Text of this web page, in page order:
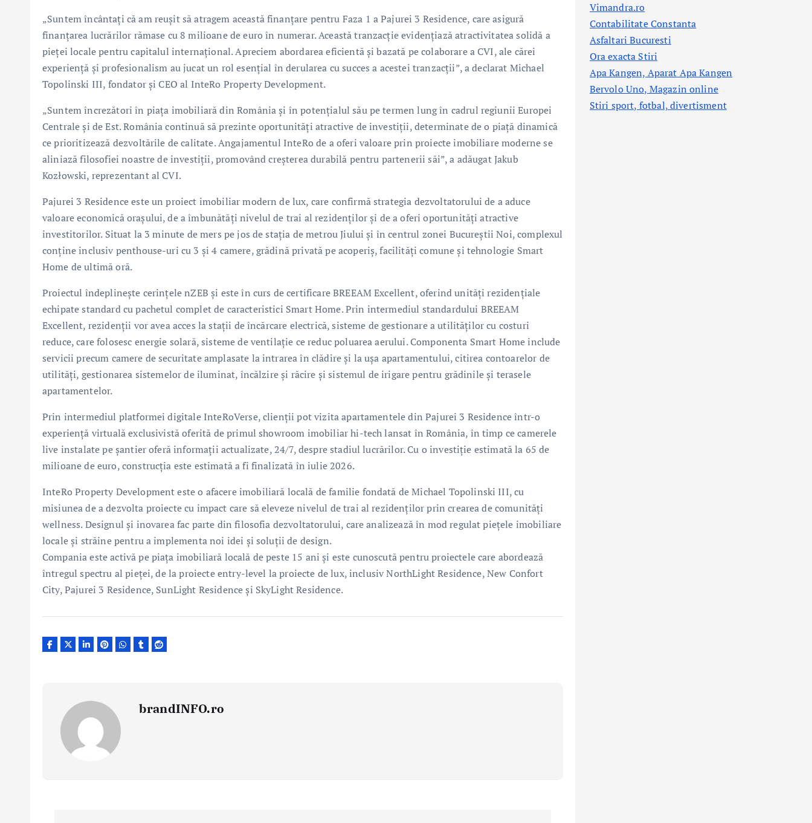
„Suntem încântați că am reușit să atragem această finanțare pentru Faza 1 a Pajurei 3 Residence, care asigură
finanțarea lucrărilor rămase cu 8 milioane de euro în numerar. Această tranzacție evidențiază atractivitatea solidă a
pieței locale pentru capitalul internațional. Apreciem abordarea eficientă și bazată pe colaborare a CVI, ale cărei
experiență și profesionalism au jucat un rol esențial în derularea cu succes a acestei tranzacții”, a declarat Michael
Topolinski III, fondator și CEO al InteRo Property Development.
„Suntem încrezători în piața imobiliară din România și în potențialul său pe termen lung în cadrul regiunii Europei
Centrale și de Est. România continuă să prezinte oportunități atractive de investiții, determinate de o piață dinamică
ce prioritizează dezvoltările de calitate. Angajamentul InteRo de a oferi valoare prin proiecte imobiliare moderne se
aliniază filosofiei noastre de investiții, promovând creșterea durabilă pentru partenerii săi”, a adăugat Jakub
Kozłowski, reprezentant al CVI.
Pajurei 3 Residence este un proiect imobiliar modern de lux, care confirmă strategia dezvoltatorului de a aduce
valoare economică orașului, de a îmbunătăți nivelul de trai al rezidenților și de a oferi oportunități atractive
investitorilor. Situat la 3 minute de mers pe jos de stația de metrou Jiului și în centrul zonei Bucureștii Noi, complexul
conține inclusiv penthouse-uri cu 3 și 4 camere, grădină privată pe acoperiș, facilități comune și tehnologie Smart
Home de ultimă oră.
Proiectul îndeplinește cerințele nZEB și este în curs de certificare BREEAM Excellent, oferind unități rezidențiale
echipate standard cu pachetul complet de caracteristici Smart Home. Prin intermediul standardului BREEAM
Excellent, rezidenții vor avea acces la stații de încărcare electrică, sisteme de gestionare a utilităților cu costuri
reduce, care folosesc energie solară, sisteme de ventilație ce reduc poluarea aerului. Componenta Smart Home include
servicii precum camere de securitate amplasate la intrarea în clădire și la ușa apartamentului, citirea contoarelor de
utilități, gestionarea sistemelor de iluminat, încălzire și răcire și sistemul de irigare pentru grădinile și terasele
apartamentelor.
Prin intermediul platformei digitale InteRoVerse, clienții pot vizita apartamentele din Pajurei 3 Residence într-o
experiență virtuală exclusivistă oferită de primul showroom imobiliar hi-tech lansat în România, în timp ce camerele
live instalate pe șantier oferă informații actualizate, 24/7, despre stadiul lucrărilor. Cu o investiție estimată la 65 de
milioane de euro, construcția este estimată a fi finalizată în iulie 2026.
InteRo Property Development este o afacere imobiliară locală de familie fondată de Michael Topolinski III, cu
misiunea de a dezvolta proiecte cu impact care să eleveze nivelul de trai al rezidenților prin crearea de comunități
wellness. Designul și inovarea fac parte din filosofia dezvoltatorului, care analizează în mod regulat piețele imobiliare
locale și străine pentru a implementa noi idei și soluții de design.
Compania este activă pe piața imobiliară locală de peste 15 ani și este cunoscută pentru proiectele care abordează
întregul spectru al pieței, de la proiecte entry-level la proiecte de lux, inclusiv NorthLight Residence, New Confort
City, Pajurei 3 Residence, SunLight Residence și SkyLight Residence.
brandINFO.ro
Vimandra.ro
Contabilitate Constanta
Asfaltari Bucuresti
Ora exacta Stiri
Apa Kangen, Aparat Apa Kangen
Bervolo Uno, Magazin online
Stiri sport, fotbal,divertisment